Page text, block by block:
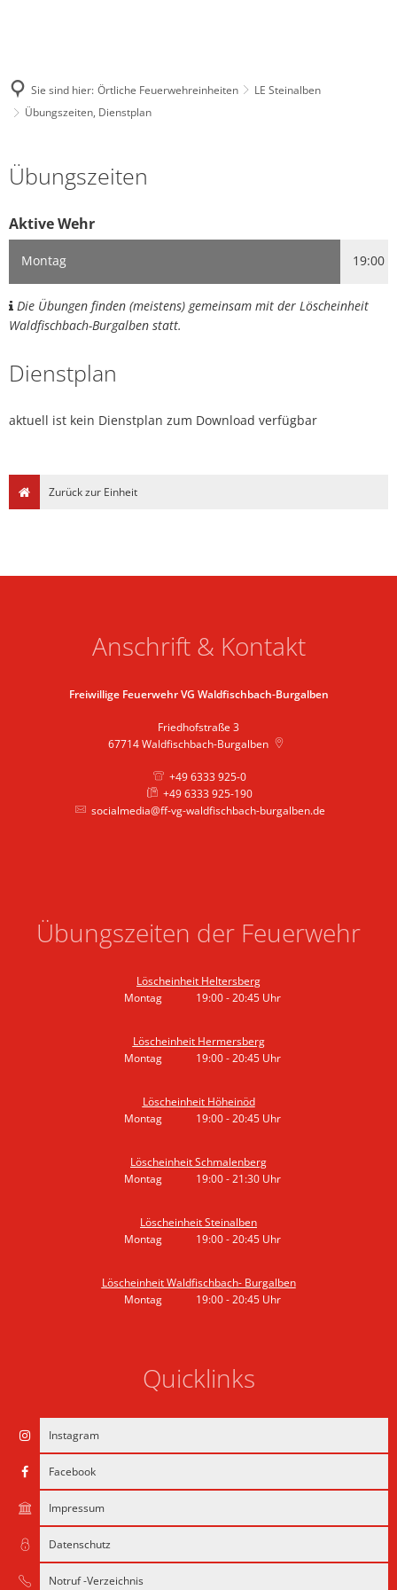
Sie sind hier: Örtliche Feuerwehreinheiten
LE Steinalben
Übungszeiten, Dienstplan
Dienstplan
Übungszeiten
Aktive Wehr
Montag 19:00
Die Übungen finden (meistens) gemeinsam mit der Löscheinheit
Waldfischbach-Burgalben statt.
Dienstplan
aktuell ist kein Dienstplan zum Download verfügbar
Zurück zur Einheit
Anschrift & Kontakt
Freiwillige Feuerwehr VG Waldfischbach-Burgalben
Friedhofstraße 3
67714 Waldfischbach-Burgalben
+49 6333 925-0
+49 6333 925-190
socialmedia@ff-vg-waldfischbach-burgalben.de
Übungszeiten der Feuerwehr
Löscheinheit Heltersberg
Montag
19:00-20:45 Uhr
Löscheinheit Hermersberg
Montag
19:00-20:45 Uhr
Löscheinheit Höheinöd
Montag
19:00-20:45 Uhr
Löscheinheit Schmalenberg
Montag
19:00-21:30 Uhr
Löscheinheit Steinalben
Montag
19:00-20:45 Uhr
Löscheinheit Waldfischbach- Burgalben
Montag
19:00-20:45 Uhr
Quicklinks
Instagram
Facebook
Impressum
Datenschutz
Notruf -Verzeichnis